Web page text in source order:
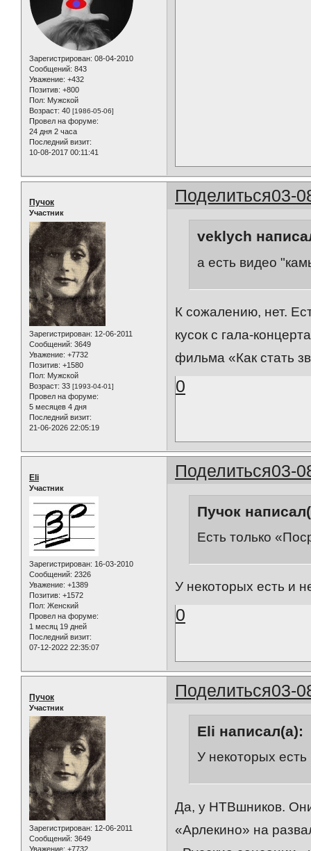
Зарегистрирован: 08-04-2010
Сообщений: 843
Уважение: +432
Позитив: +800
Пол: Мужской
Возраст: 40 [1986-05-06]
Провел на форуме:
24 дня 2 часа
Последний визит:
10-08-2017 00:11:41
Поделиться03-
Пучок
Участник
Зарегистрирован: 12-06-2011
Сообщений: 3649
Уважение: +7732
Позитив: +1580
Пол: Мужской
Возраст: 33 [1993-04-01]
Провел на форуме:
5 месяцев 4 дня
Последний визит:
21-06-2026 22:05:19
veklych
а есть видео
К сожалению, нет.
кусок с гала-
фильма «Как стать
0
Поделиться03-
Eli
Участник
Зарегистрирован: 16-03-2010
Сообщений: 2326
Уважение: +1389
Позитив: +1572
Пол: Женский
Провел на форуме:
1 месяц 19 дней
Последний визит:
07-12-2022 22:35:07
Пучок
Есть только
У некоторых есть и
0
Поделиться03-
Пучок
Участник
Зарегистрирован: 12-06-2011
Сообщений: 3649
Уважение: +7732
Eli написал(а):
У некоторых есть
Да, у НТВшников.
«Арлекино» на